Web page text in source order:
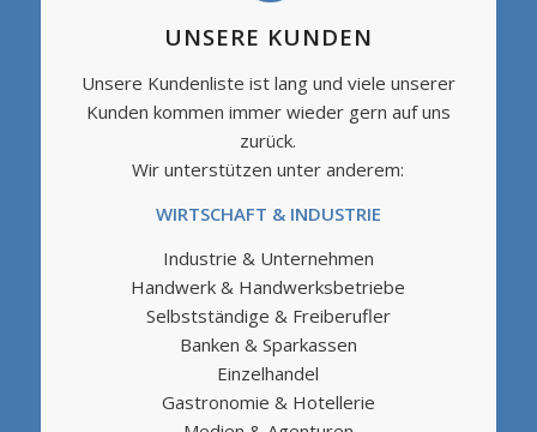
UNSERE KUNDEN
Unsere Kundenliste ist lang und viele unserer
Kunden kommen immer wieder gern auf uns
zurück.
Wir unterstützen unter anderem:
WIRTSCHAFT & INDUSTRIE
Industrie & Unternehmen
Handwerk & Handwerksbetriebe
Selbstständige & Freiberufler
Banken & Sparkassen
Einzelhandel
Gastronomie & Hotellerie